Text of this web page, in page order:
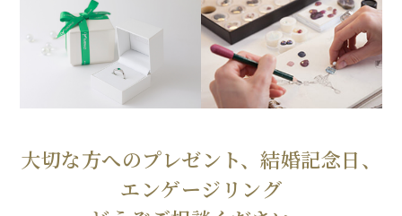
大切な方へのプレゼント、結婚記念日、
エンゲージリング